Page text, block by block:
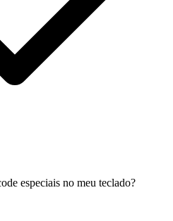
especiais no meu teclado?